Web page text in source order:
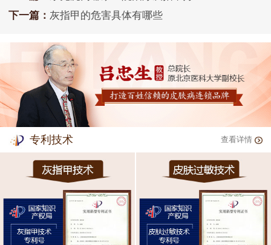
下一篇： 灰指甲的危害具体有哪些
专利技术 查看详情